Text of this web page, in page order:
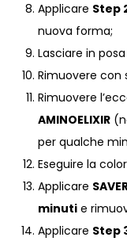
Applicare Step
nuova forma;
Lasciare in
Rimuovere con
Rimuovere
AMINOELIXIR
per qualche
Eseguire la
Applicare
minuti e
Applicare Step